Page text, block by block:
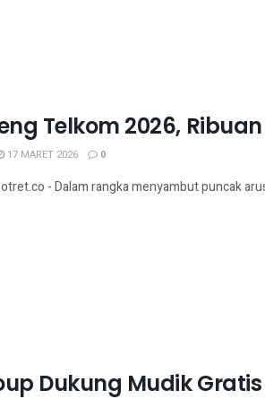
Telkom 2026,
17 MARET 2026 0
- Dalam rangka menyambut puncak
Dukung Mudik Gratis